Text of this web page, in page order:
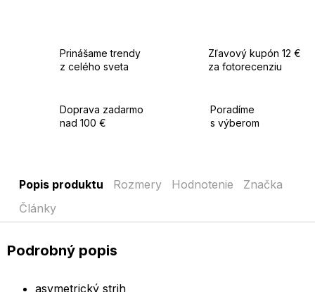
Prinášame trendy
z celého sveta
Zľavový kupón 12 €
za fotorecenziu
Doprava zadarmo
nad 100 €
Poradíme
s výberom
Popis produktu Rozmery Hodnotenie
Značka
Články
Podrobný popis
asymetrický strih